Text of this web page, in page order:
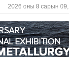
2026 оны 8 сарын 09,